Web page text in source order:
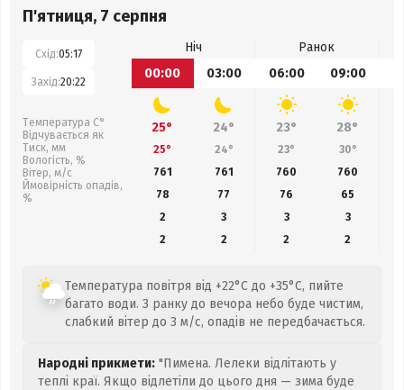
П'ятниця, 7 серпня
Схід:05:17
Захід:20:22
Температура С°
Відчувається як
Тиск, мм
Вологість, %
Вітер, м/с
Ймовірність опадів,
%
Ніч
Ранок
00:00
03:00 06:00 09:00
25° 24° 23° 28°
25° 24° 23° 30°
761
761 760 760
78
77 76 65
2
3 3
3
2
2 2 2
Температура повітря від +22°C до +35°C, пийте
багато води. З ранку до вечора небо буде чистим,
слабкий вітер до 3 м/с, опадів не передбачається.
Народні прикмети: "Пимена. Лелеки відлітають у
теплі краї. Якщо відлетіли до цього дня — зима буде